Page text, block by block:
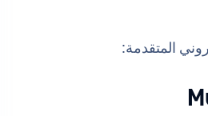
المتقدمة: